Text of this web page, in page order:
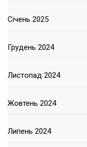
Січень 2025
Грудень 2024
Листопад 2024
Жовтень 2024
Липень 2024